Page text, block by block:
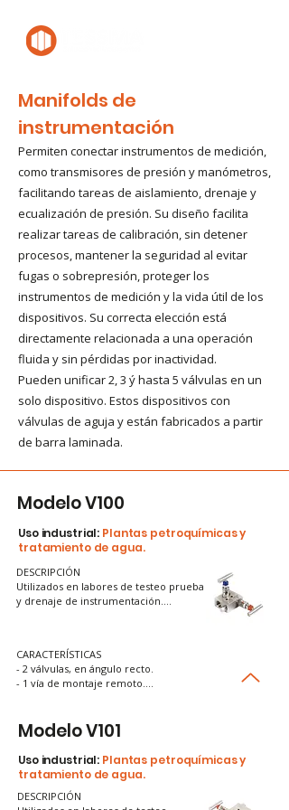
Manifolds de
instrumentación
Permiten conectar instrumentos de medición,
como transmisores de presión y manómetros,
facilitando tareas de aislamiento, drenaje y
ecualización de presión. Su diseño facilita
realizar tareas de calibración, sin detener
procesos, mantener la seguridad al evitar
fugas o sobrepresión, proteger los
instrumentos de medición y la vida útil de los
dispositivos. Su correcta elección está
directamente relacionada a una operación
fluida y sin pérdidas por inactividad.
Pueden unificar 2, 3 ý hasta 5 válvulas en un
solo dispositivo. Estos dispositivos con
válvulas de aguja y están fabricados a partir
de barra laminada.
Modelo V100
Uso industrial: Plantas petroquímicas y
tratamiento de agua.
DESCRIPCIÓN
Utilizados en labores de testeo prueba
y drenaje de instrumentación.
simple.
CARACTERÍSTICAS
- 2 válvulas, en ángulo recto.
- 1 vía de montaje remoto.
el mantenimiento.
- Aplicaciones: Sistemas de monitoreo básico.
- Beneficio: Reducción del tiempo de
mantenimiento en operaciones continuas.
Modelo V101
Uso industrial: Plantas petroquímicas y
tratamiento de agua.
DESCRIPCIÓN